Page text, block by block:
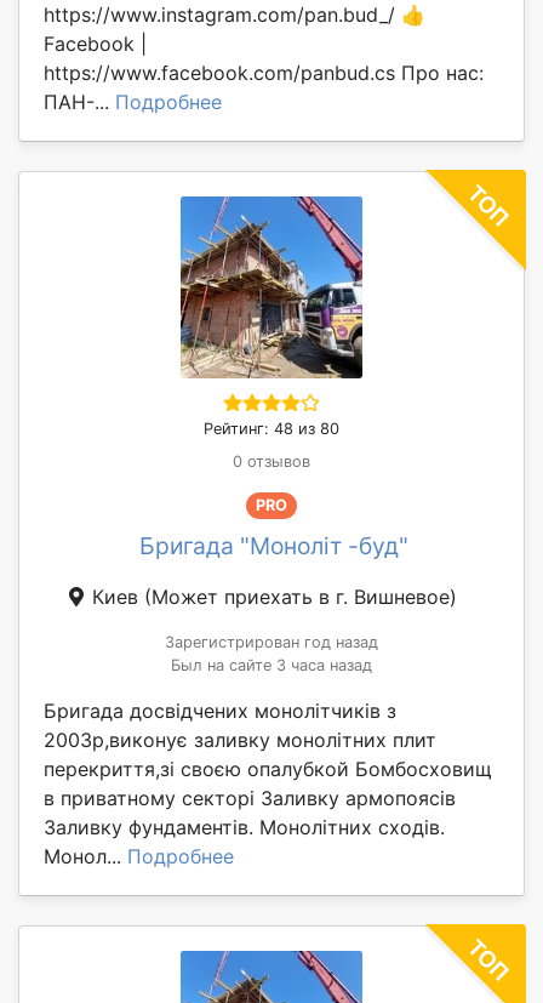
https://www.instagram.com/pan.bud_/ 👍
Facebook |
https://www.facebook.com/panbud.cs Про нас:
ПАН-... Подробнее
Рейтинг: 48 из 80
0 отзывов
PRO
Бригада "Моноліт -буд"
Киев (Может приехать в г. Вишневое)
Зарегистрирован год назад
Был на сайте 3 часа назад
Бригада досвідчених монолітчиків з
2003р,виконує заливку монолітних плит
перекриття,зі своєю опалубкой Бомбосховищ
в приватному секторі Заливку армопоясів
Заливку фундаментів. Монолітних сходів.
Монол... Подробнее